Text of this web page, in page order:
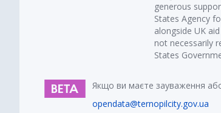
generous
States Agency
alongside UK
not necessarily
States
Якщо ви маєте зауваження
opendata@ternopilcity.gov.ua